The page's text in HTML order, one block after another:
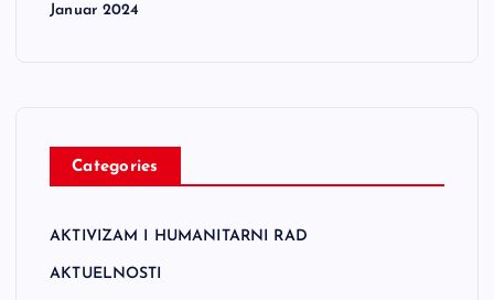
Januar 2024
Categories
AKTIVIZAM I HUMANITARNI RAD
AKTUELNOSTI